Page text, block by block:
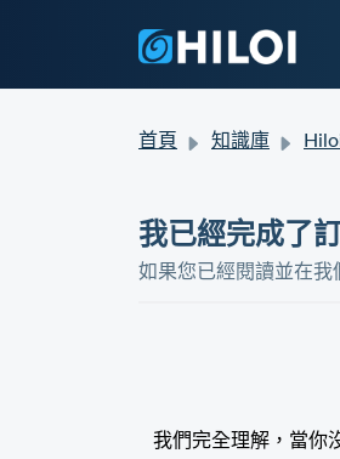
首頁 知識庫
我已經完成了
如果您已經閱讀並在我
我們完全理解，當你